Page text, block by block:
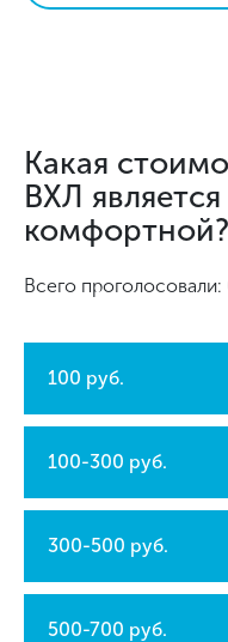
Какая
ВХЛ
комфортной?
Всего проголосовали:
100 руб.
100-300 руб.
300-500 руб.
500-700 руб.